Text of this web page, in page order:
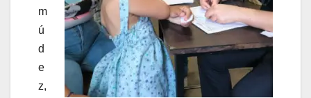
m
ú
d
e
z,